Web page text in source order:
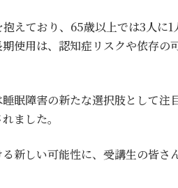
えており、65歳以上では3人に
使用は、認知症リスクや依存の
眠障害の新たな選択肢として
ました。
新しい可能性に、受講生の皆さ